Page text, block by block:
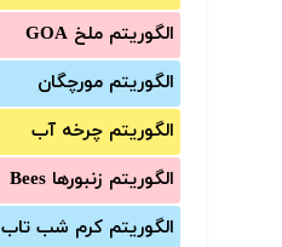
الگوریتم ملخ GOA
الگوریتم مورچگان
الگوریتم چرخه آب
الگوریتم زنبورها Bees
الگوریتم کرم شب تاب